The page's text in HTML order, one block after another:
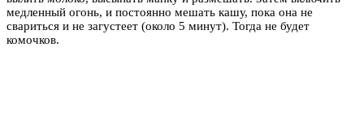
медленный огонь, и постоянно мешать кашу, пока она не
свариться и не загустеет (около 5 минут). Тогда не будет
комочков.